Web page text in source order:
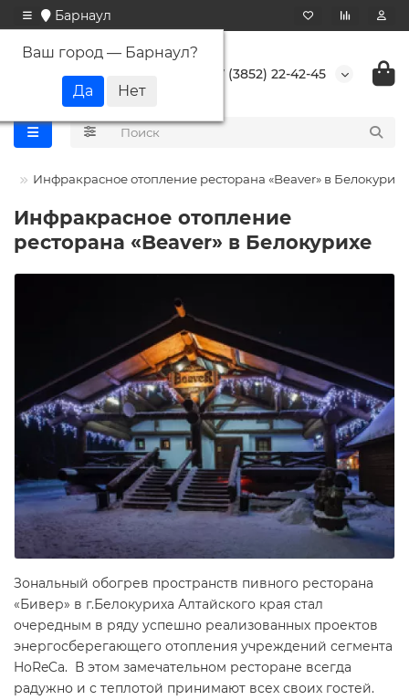
Барнаул
Ваш город — Барнаул?
+7 (3852) 22-42-45
Инфракрасное отопление ресторана «Beaver» в Белокурихе
Инфракрасное отопление
ресторана «Beaver» в Белокурихе
Зональный обогрев пространств пивного ресторана
«Бивер» в г.Белокуриха Алтайского края стал
очередным в ряду успешно реализованных проектов
энергосберегающего отопления учреждений сегмента
HoReCa. В этом замечательном ресторане всегда
радужно и с теплотой принимают всех своих гостей.